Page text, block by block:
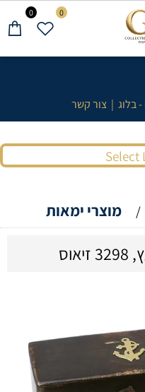
בלוג | צור קשר
Select
0 0
/ מוצרי ימאות